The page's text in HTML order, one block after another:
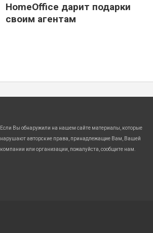
HomeOffice дарит подарки
своим агентам
Если Вы обнаружили на нашем сайте материалы, которые
нарушают авторские права, принадлежащие Вам, Вашей
компании или организации, пожалуйста, сообщите нам.